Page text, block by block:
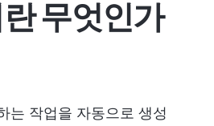
무엇인가
는 작업을 자동으로 생성